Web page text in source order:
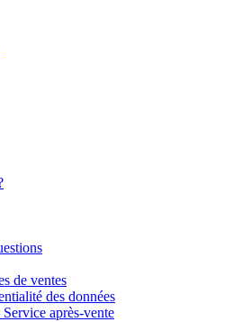
de ventes
des données
après-vente